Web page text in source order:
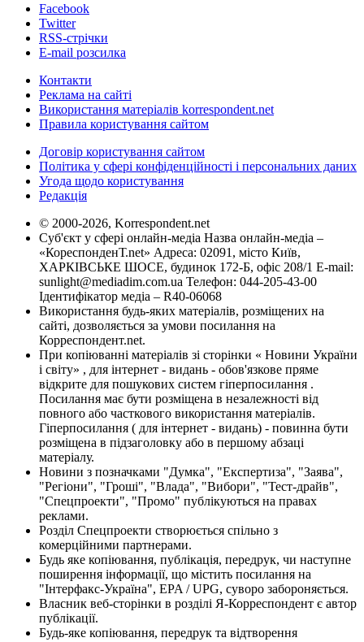
Facebook
Twitter
RSS-стрічки
E-mail розсилка
Контакти
Реклама на сайті
Використання матеріалів korrespondent.net
Правила користування сайтом
Договір користування сайтом
Політика у сфері конфіденційності і персональних даних
Угода щодо користування
Редакція
© 2000-2026, Korrespondent.net
Суб'єкт у сфері онлайн-медіа Назва онлайн-медіа –
«КореспонденТ.net» Адреса: 02091, місто Київ,
ХАРКІВСЬКЕ ШОСЕ, будинок 172-Б, офіс 208/1 E-mail:
sunlight@mediadim.com.ua Телефон: 044-205-43-00
Ідентифікатор медіа – R40-06068
Використання будь-яких матеріалів, розміщених на
сайті, дозволяється за умови посилання на
Корреспондент.net.
При копіюванні матеріалів зі сторінки « Новини України
і світу» , для інтернет - видань - обов'язкове пряме
відкрите для пошукових систем гіперпосилання .
Посилання має бути розміщена в незалежності від
повного або часткового використання матеріалів.
Гіперпосилання ( для інтернет - видань) - повинна бути
розміщена в підзаголовку або в першому абзаці
матеріалу.
Новини з позначками "Думка", "Експертиза", "Заява",
"Регіони", "Гроші", "Влада", "Вибори", "Тест-драйв",
"Спецпроекти", "Промо" публікуються на правах
реклами.
Розділ Спецпроекти створюється спільно з
комерційними партнерами.
Будь яке копіювання, публікація, передрук, чи наступне
поширення інформації, що містить посилання на
"Інтерфакс-Україна", EPA / UPG, суворо забороняється.
Власник веб-сторінки в розділі Я-Корреспондент є автор
публікації.
Будь-яке копіювання, передрук та відтворення